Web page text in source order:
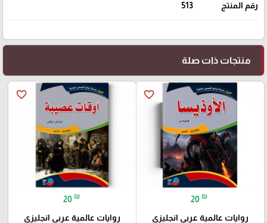
رقم المنتج 513
منتجات ذات صلة
favorite_border
20 ₪
روايات عالمية عربي انجليزي
favorite_border
20 ₪
روايات عالمية عربي انجليزي